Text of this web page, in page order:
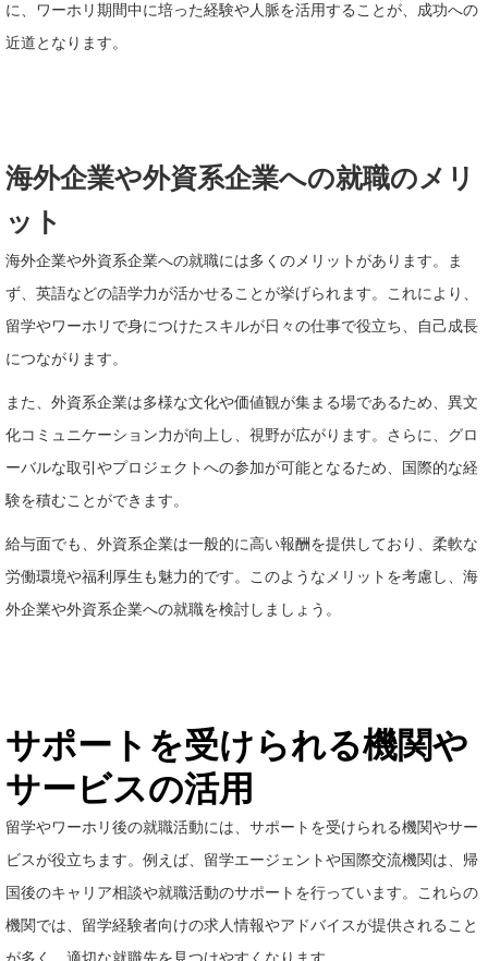
に、ワーホリ期間中に培った経験や人脈を活用することが、成功への
近道となります。
海外企業や外資系企業への就職のメリ
ット
海外企業や外資系企業への就職には多くのメリットがあります。ま
ず、英語などの語学力が活かせることが挙げられます。これにより、
留学やワーホリで身につけたスキルが日々の仕事で役立ち、自己成長
につながります。
また、外資系企業は多様な文化や価値観が集まる場であるため、異文
化コミュニケーション力が向上し、視野が広がります。さらに、グロ
ーバルな取引やプロジェクトへの参加が可能となるため、国際的な経
験を積むことができます。
給与面でも、外資系企業は一般的に高い報酬を提供しており、柔軟な
労働環境や福利厚生も魅力的です。このようなメリットを考慮し、海
外企業や外資系企業への就職を検討しましょう。
サポートを受けられる機関や
サービスの活用
留学やワーホリ後の就職活動には、サポートを受けられる機関やサー
ビスが役立ちます。例えば、留学エージェントや国際交流機関は、帰
国後のキャリア相談や就職活動のサポートを行っています。これらの
機関では、留学経験者向けの求人情報やアドバイスが提供されること